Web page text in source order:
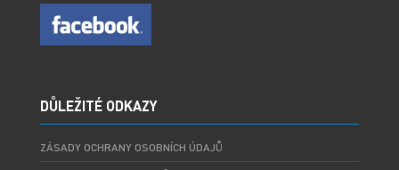
DŮLEŽITÉ ODKAZY
ZÁSADY OCHRANY OSOBNÍCH ÚDAJŮ